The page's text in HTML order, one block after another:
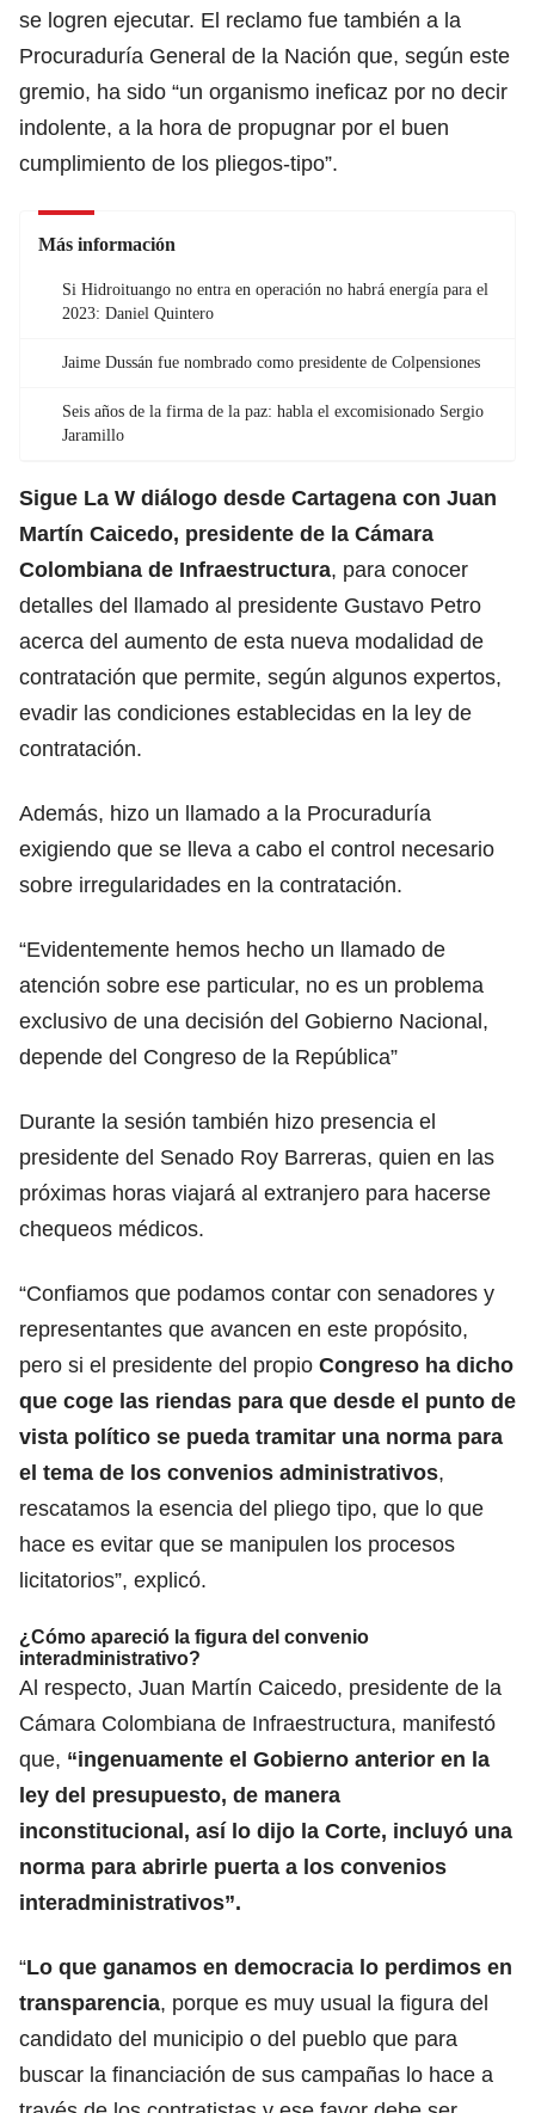
se logren ejecutar. El reclamo fue también a la
Procuraduría General de la Nación que, según este
gremio, ha sido “un organismo ineficaz por no decir
indolente, a la hora de propugnar por el buen
cumplimiento de los pliegos-tipo”.
Más información
Si Hidroituango no entra en operación no habrá energía para el
2023: Daniel Quintero
Jaime Dussán fue nombrado como presidente de Colpensiones
Seis años de la firma de la paz: habla el excomisionado Sergio
Jaramillo
Sigue La W diálogo desde Cartagena con Juan
Martín Caicedo, presidente de la Cámara
Colombiana de Infraestructura, para conocer
detalles del llamado al presidente Gustavo Petro
acerca del aumento de esta nueva modalidad de
contratación que permite, según algunos expertos,
evadir las condiciones establecidas en la ley de
contratación.
Además, hizo un llamado a la Procuraduría
exigiendo que se lleva a cabo el control necesario
sobre irregularidades en la contratación.
“Evidentemente hemos hecho un llamado de
atención sobre ese particular, no es un problema
exclusivo de una decisión del Gobierno Nacional,
depende del Congreso de la República”
Durante la sesión también hizo presencia el
presidente del Senado Roy Barreras, quien en las
próximas horas viajará al extranjero para hacerse
chequeos médicos.
“Confiamos que podamos contar con senadores y
representantes que avancen en este propósito,
pero si el presidente del propio Congreso ha dicho
que coge las riendas para que desde el punto de
vista político se pueda tramitar una norma para
el tema de los convenios administrativos,
rescatamos la esencia del pliego tipo, que lo que
hace es evitar que se manipulen los procesos
licitatorios”, explicó.
¿Cómo apareció la figura del convenio
interadministrativo?
Al respecto, Juan Martín Caicedo, presidente de la
Cámara Colombiana de Infraestructura, manifestó
que, “ingenuamente el Gobierno anterior en la
ley del presupuesto, de manera
inconstitucional, así lo dijo la Corte, incluyó una
norma para abrirle puerta a los convenios
interadministrativos”.
“Lo que ganamos en democracia lo perdimos en
transparencia, porque es muy usual la figura del
candidato del municipio o del pueblo que para
buscar la financiación de sus campañas lo hace a